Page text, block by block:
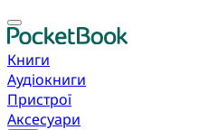
Книги
Аудіокниги
Пристрої
Аксесуари